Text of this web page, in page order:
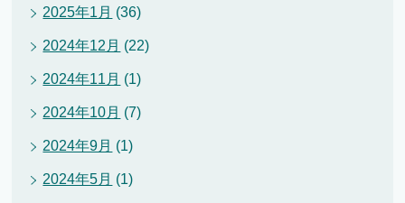
2025年1月 (36)
2024年12月 (22)
2024年11月 (1)
2024年10月 (7)
2024年9月 (1)
2024年5月 (1)